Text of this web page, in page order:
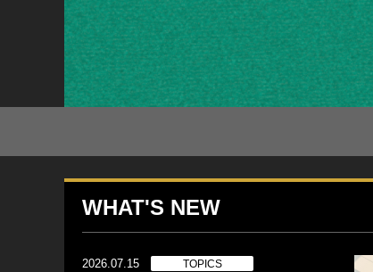
WHAT'S NEW
2026.07.15 TOPICS